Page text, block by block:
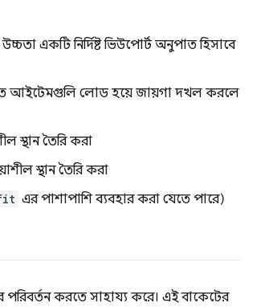
একটি নির্দিষ্ট ভিউপোর্ট অনুপাত হিসাবে
আইটেমগুলি লোড হয়ে জায়গা দখল করলে
স্থান তৈরি করা
স্থান তৈরি করা
এর পাশাপাশি ব্যবহার করা যেতে পারে)
পরিবর্তন করতে সাহায্য করে। এই বাকেটের